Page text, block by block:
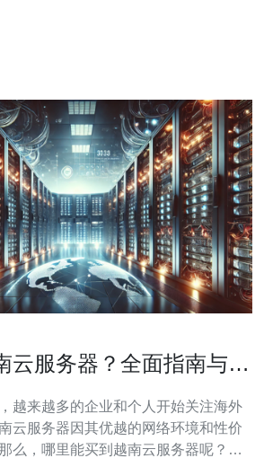
云服务器？全面指南与推
越来越多的企业和个人开始关注海外
云服务器因其优越的网络环境和性价
么，哪里能买到越南云服务器呢？本